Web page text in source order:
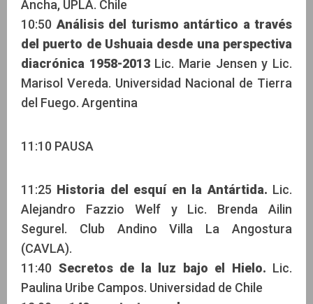
Ancha, UPLA. Chile
10:50Análisis del turismo antártico a través
del puerto de Ushuaia desde una perspectiva
diacrónica 1958-2013 Lic. Marie Jensen y Lic.
Marisol Vereda. Universidad Nacional de Tierra
del Fuego. Argentina
11:10 PAUSA
11:25 Historia del esquí en la Antártida. Lic.
Alejandro Fazzio Welf y Lic. Brenda Ailin
Segurel. Club Andino Villa La Angostura
(CAVLA).
11:40 Secretos de la luz bajo el Hielo. Lic.
Paulina Uribe Campos. Universidad de Chile